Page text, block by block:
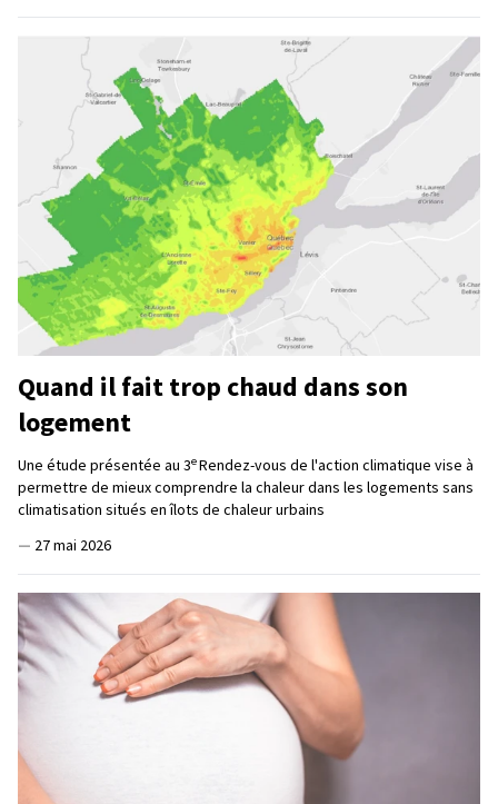
Quand il fait trop chaud dans son
logement
Une étude présentée au 3eRendez-vous de l'action climatique vise à
permettre de mieux comprendre la chaleur dans les logements sans
climatisation situés en îlots de chaleur urbains
— 27 mai 2026